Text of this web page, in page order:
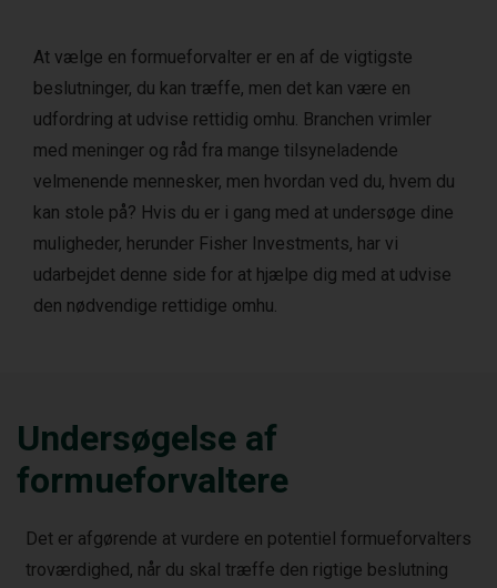
At vælge en formueforvalter er en af de vigtigste
beslutninger, du kan træffe, men det kan være en
udfordring at udvise rettidig omhu. Branchen vrimler
med meninger og råd fra mange tilsyneladende
velmenende mennesker, men hvordan ved du, hvem du
kan stole på? Hvis du er i gang med at undersøge dine
muligheder, herunder Fisher Investments, har vi
udarbejdet denne side for at hjælpe dig med at udvise
den nødvendige rettidige omhu.
Undersøgelse af
formueforvaltere
Det er afgørende at vurdere en potentiel formueforvalters
troværdighed, når du skal træffe den rigtige beslutning